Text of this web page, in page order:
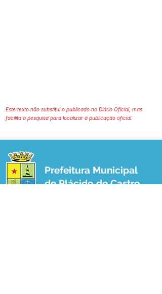
Este texto não substitui o publicado no Diário Oficial, mas
facilita a pesquisa para localizar a publicação oficial.
Prefeitura Municipal
de Plácido de Castro